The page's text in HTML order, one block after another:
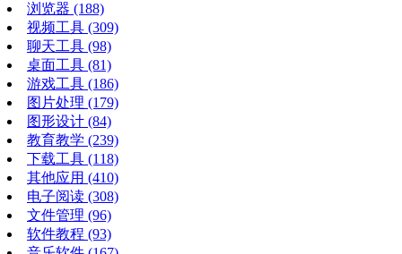
浏览器 (188)
视频工具 (309)
聊天工具 (98)
桌面工具 (81)
游戏工具 (186)
图片处理 (179)
图形设计 (84)
教育教学 (239)
下载工具 (118)
其他应用 (410)
电子阅读 (308)
文件管理 (96)
软件教程 (93)